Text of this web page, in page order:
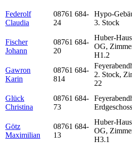
Federolf
Claudia
08761 684-
24
Hypo-
3. Stock
Fischer
Johann
08761 684-
20
Huber-
OG,
H1.2
Gawron
Karin
08761 684-
814
2. Stock,
22
Glück
Christina
08761 684-
73
Erdgeschoss
Götz
Maximilian
08761 684-
13
Huber-
OG,
H3.1